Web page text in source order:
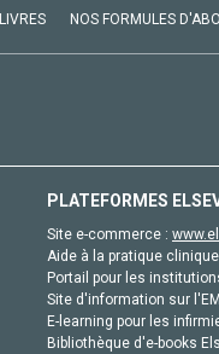
LIVRES NOS FORMULES
PLATEFORMES
Site e-commerce :
Aide à la pratique
Portail pour les
Site d'information sur
E-learning pour les
Bibliothèque d'e-books